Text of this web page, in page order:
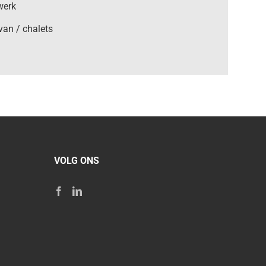
/ chalets
VOLG ONS